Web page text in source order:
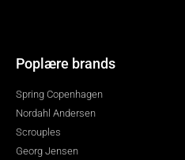
Poplære brands
Spring Copenhagen
Nordahl Andersen
Scrouples
Georg Jensen